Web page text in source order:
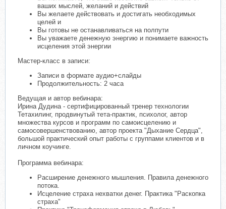
ваших мыслей, желаний и действий
Вы желаете действовать и достигать необходимых
целей и
Вы готовы не останавливаться на полпути
Вы уважаете денежную энергию и понимаете важность
исцеления этой энергии
Мастер-класс в записи:
Записи в формате аудио+слайды
Продолжительность: 2 часа
Ведущая и автор вебинара:
Ирина Дудина - сертифицированный тренер технологии
Тетахилинг, продвинутый тета-практик, психолог, автор
множества курсов и программ по самоисцелению и
самосовершенствованию, автор проекта "Дыхание Сердца",
большой практический опыт работы с группами клиентов и в
личном коучинге.
Программа вебинара:
Расширение денежного мышления. Правила денежного
потока.
Исцеление страха нехватки денег. Практика "Раскопка
страха"